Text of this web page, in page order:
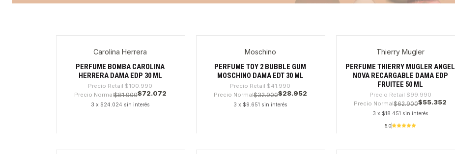
Carolina Herrera
PERFUME BOMBA CAROLINA
HERRERA DAMA EDP 30 ML
Precio Retail $100.990
Precio Normal$81.900$72.072
3 x $24.024 sin interés
Moschino
PERFUME TOY 2 BUBBLE GUM
MOSCHINO DAMA EDT 30 ML
Precio Retail $41.990
Precio Normal$32.900$28.952
3 x $9.651 sin interés
Thierry Mugler
PERFUME THIERRY MUGLER ANGEL
NOVA RECARGABLE DAMA EDP
FRUITEE 50 ML
Precio Retail $99.990
Precio Normal$62.900$55.352
3 x $18.451 sin interés
5.0